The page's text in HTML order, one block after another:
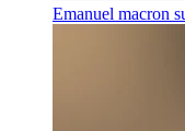
Emanuel macron